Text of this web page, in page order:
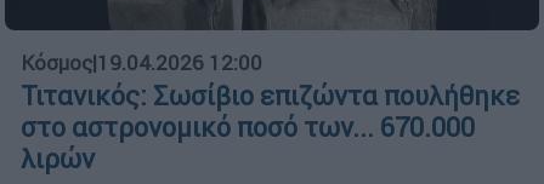
Κόσμος|19.04.2026 12:00
Τιτανικός: Σωσίβιο επιζώντα πουλήθηκε
στο αστρονομικό ποσό των... 670.000
λιρών